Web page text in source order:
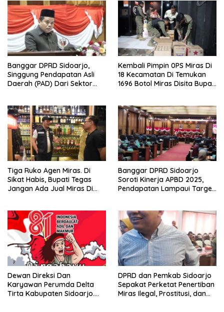
Banggar DPRD Sidoarjo,
Singgung Pendapatan Asli
Daerah (PAD) Dari Sektor
Evaluasi Secara Menyeluruh
Kembali Pimpin 0PS Miras Di
18 Kecamatan Di Temukan
1696 Botol Miras Disita Bupati
Tiga Ruko Agen Miras. Di
Sikat Habis, Bupati Tegas
Jangan Ada Jual Miras Di
Banggar DPRD Sidoarjo
Soroti Kinerja APBD 2025,
Pendapatan Lampaui Target
Dewan Direksi Dan
Karyawan Perumda Delta
Tirta Kabupaten Sidoarjo.
DPRD dan Pemkab Sidoarjo
Sepakat Perketat Penertiban
Miras Ilegal, Prostitusi, dan